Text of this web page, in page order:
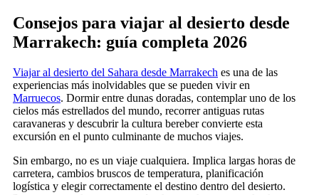
Consejos para viajar al desierto desde
Marrakech: guía completa 2026
Viajar al desierto del Sahara desde Marrakech es una de las
experiencias más inolvidables que se pueden vivir en
Marruecos. Dormir entre dunas doradas, contemplar uno de los
cielos más estrellados del mundo, recorrer antiguas rutas
caravaneras y descubrir la cultura bereber convierte esta
excursión en el punto culminante de muchos viajes.
Sin embargo, no es un viaje cualquiera. Implica largas horas de
carretera, cambios bruscos de temperatura, planificación
logística y elegir correctamente el destino dentro del desierto.